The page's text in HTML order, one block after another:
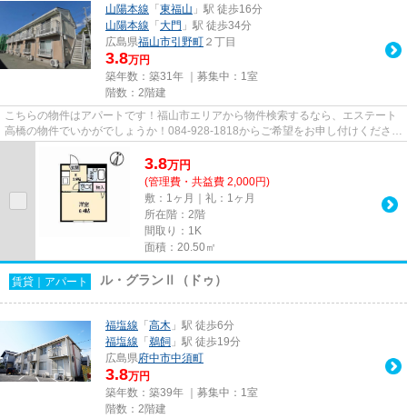
山陽本線 「 東福山 」駅 徒歩16分
山陽本線 「 大門 」駅 徒歩34分
広島県福山市引野町 ２丁目
3.8万円
築年数：築31年 ｜募集中： 1室
階数：2階建
こちらの物件はアパートです！福山市エリアから物件検索するなら、エステート
高橋の物件でいかがでしょうか！084-928-1818からご希望をお申し付けください
3.8万円
(管理費・共益費 2,000円)
敷：1ヶ月｜礼：1ヶ月
所在階：2階
間取り：1K
面積：20.50㎡
賃貸｜アパート ル・グランⅡ（ドゥ）
福塩線 「 高木 」駅 徒歩6分
福塩線 「 鵜飼 」駅 徒歩19分
広島県府中市中須町
3.8万円
築年数：築39年 ｜募集中： 1室
階数：2階建